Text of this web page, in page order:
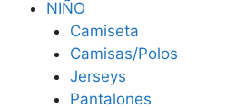
NIÑO
Camiseta
Camisas/Polos
Jerseys
Pantalones